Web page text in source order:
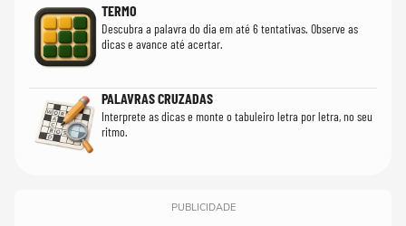
TERMO
Descubra a palavra do dia em até 6 tentativas. Observe as
dicas e avance até acertar.
PALAVRAS CRUZADAS
Interprete as dicas e monte o tabuleiro letra por letra, no seu
ritmo.
PUBLICIDADE